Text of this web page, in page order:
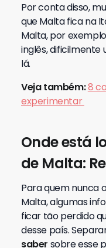
Por conta disso,
que Malta fica na
Malta, por
inglês, dificilmente
lá.
Veja também:8
experimentar
Onde está
de Malta:
Para quem nunca
Malta, algumas
ficar tão perdido
desse país.
saber sobre esse